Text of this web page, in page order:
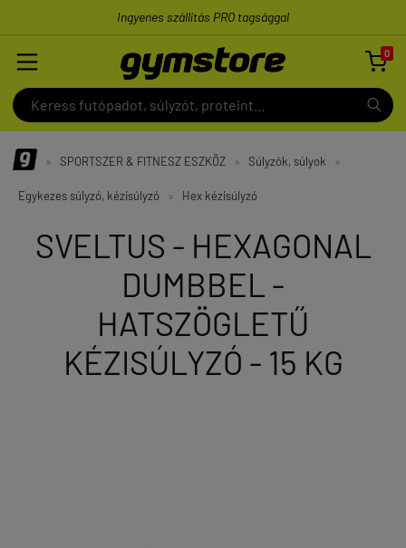
Ingyenes szállítás PRO tagsággal
0

» SPORTSZER & FITNESZ ESZKÖZ » Súlyzók, súlyok »
Egykezes súlyzó, kézisúlyzó » Hex kézisúlyzó
SVELTUS - HEXAGONAL
DUMBBEL -
HATSZÖGLETŰ
KÉZISÚLYZÓ - 15 KG